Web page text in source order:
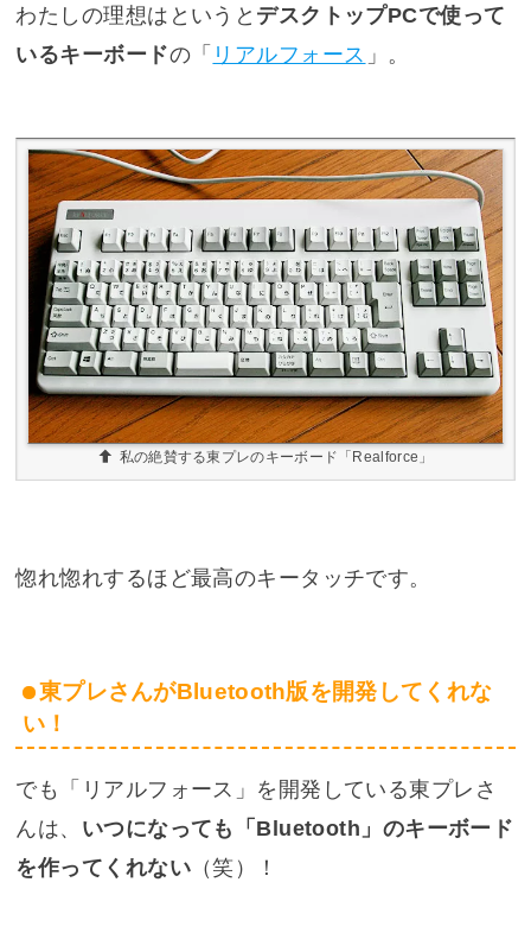
わたしの理想はというと デスクトップPCで使って
いるキーボードの「 リアルフォース 」。
私の絶賛する東プレのキーボード「Realforce」
惚れ惚れするほど最高のキータッチです。
東プレさんがBluetooth版を開発してくれな
い！
でも「リアルフォース」を開発している東プレさ
んは、 いつになっても「Bluetooth」のキーボード
を作ってくれない（笑）！